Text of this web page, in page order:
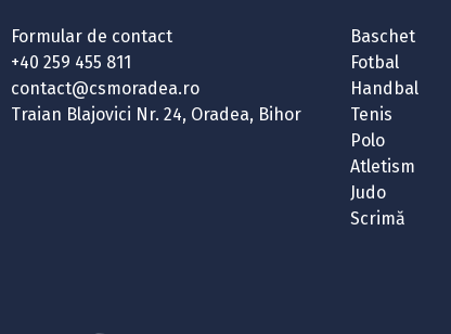
Formular de contact
+40 259 455 811
contact@csmoradea.ro
Traian Blajovici Nr. 24, Oradea, Bihor
Baschet
Fotbal
Handbal
Tenis
Polo
Atletism
Judo
Scrimă